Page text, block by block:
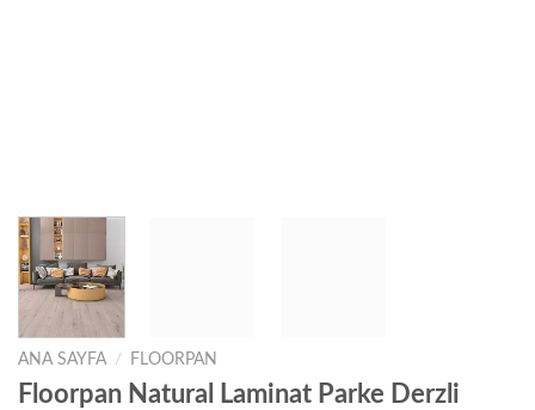
ANA SAYFA / FLOORPAN
Floorpan Natural Laminat Parke Derzli